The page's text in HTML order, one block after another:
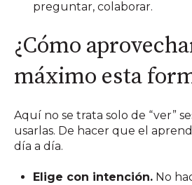
preguntar, colaborar.
¿Cómo
máximo esta
Aquí no se trata solo de “ver”
usarlas. De hacer que el
día a día.
Elige con intención. No